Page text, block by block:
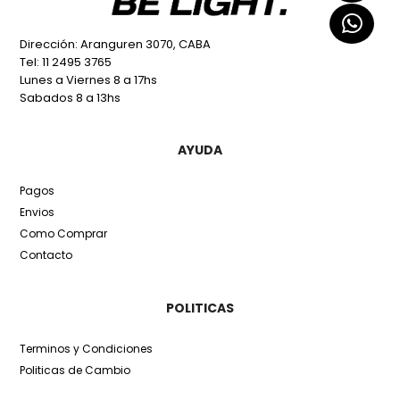
Dirección: Aranguren 3070, CABA
Tel: 11 2495 3765
Lunes a Viernes 8 a 17hs
Sabados 8 a 13hs
AYUDA
Pagos
Envios
Como Comprar
Contacto
POLITICAS
Terminos y Condiciones
Politicas de Cambio